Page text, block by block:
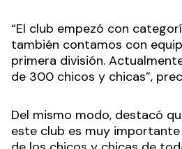
“El club empezó con
también contamos con
primera división.
de 300 chicos y chicas”,
Del mismo modo, destacó
este club es muy